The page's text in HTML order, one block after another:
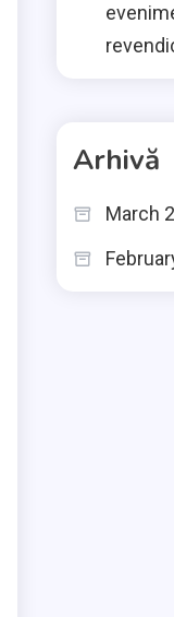
Arhivă
March